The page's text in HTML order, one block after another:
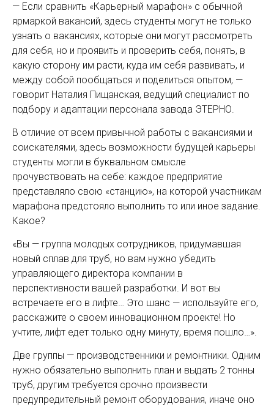
— Если сравнить «Карьерный марафон» с обычной
ярмаркой вакансий, здесь студенты могут не только
узнать о вакансиях, которые они могут рассмотреть
для себя, но и проявить и проверить себя, понять, в
какую сторону им расти, куда им себя развивать, и
между собой пообщаться и поделиться опытом, —
говорит Наталия Пищанская, ведущий специа­лист по
подбору и адаптации персонала завода ЭТЕРНО.
В отличие от всем привычной работы с вакансиями и
соискателями, здесь возможности будущей карьеры
студенты могли в буквальном ­смысле
прочувствовать на себе: каждое предприятие
представляло свою «станцию», на которой участникам
марафона предстояло выполнить то или иное задание.
Какое?
«Вы — группа молодых сотрудников, придумавшая
новый сплав для труб, но вам нужно убедить
управляю­щего директора компании в
перспективности вашей разработки. И вот вы
встречаете его в лифте… Это шанс — используйте его,
расскажите о своем инновационном проекте! Но
учтите, лифт едет только одну минуту, время пошло…».
Две группы — производственники и ремонтники. Одним
нужно обязательно выполнить план и выдать 2 тонны
труб, другим требуется срочно произвести
предупредительный ремонт оборудования, иначе оно